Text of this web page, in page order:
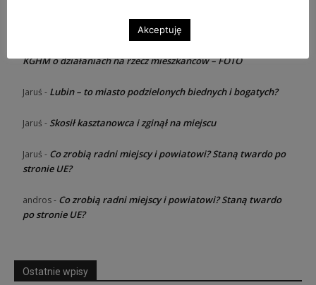
KGHM o działaniach na rzecz mieszkańców – FOTO
Jaruś - Lubin – to miasto podzielonych biednych i bogatych?
Jaruś - Skosił kasztanowca i zginął na miejscu
Jaruś - Co zrobią radni miejscy i powiatowi? Staną twardo po
stronie UE?
andros- Co zrobią radni miejscy i powiatowi? Staną twardo
po stronie UE?
Ostatnie wpisy
Akceptuję